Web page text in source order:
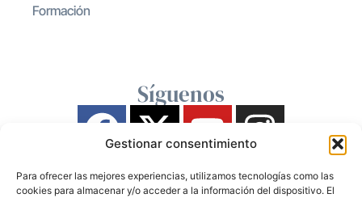
Gestionar consentimiento
Para ofrecer las mejores experiencias, utilizamos tecnologías como las
cookies para almacenar y/o acceder a la información del dispositivo. El
Formación
Síguenos